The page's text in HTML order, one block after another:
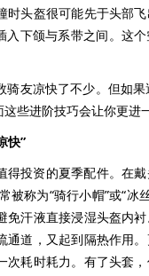
头盔很可能先于头部
下颌与系带之间。这
友凉快了不少。但如
些进阶技巧会让你更进一
快”
投资的夏季配件。在戴
称为“骑行小帽”或“冰
汗液直接浸湿头盔内
道，又起到隔热作用
次耗时耗力。有了头套